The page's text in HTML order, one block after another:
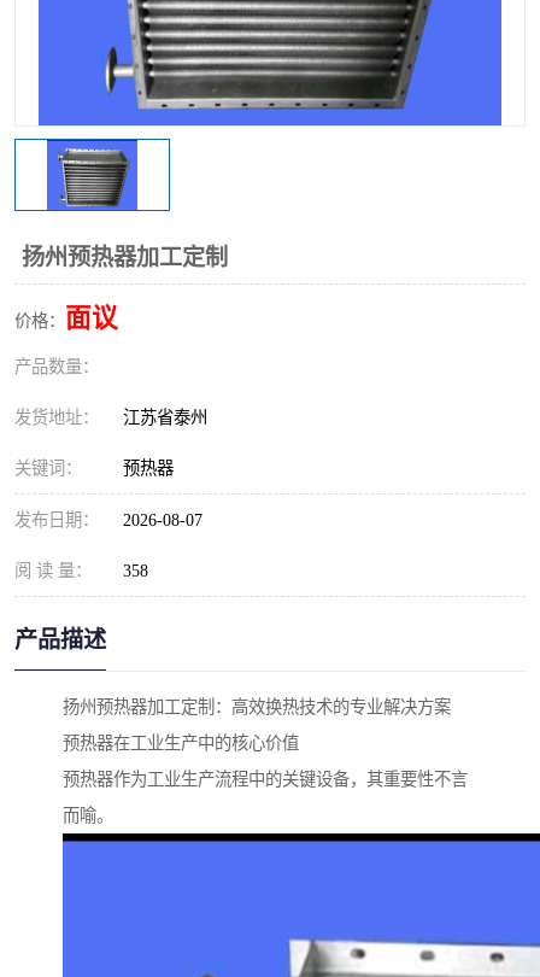
扬州预热器加工定制
价格： 面议
产品数量：
发货地址： 江苏省泰州
关键词： 预热器
发布日期： 2026-08-07
阅 读 量： 358
产品描述
扬州预热器加工定制：高效换热技术的专业解决方案
预热器在工业生产中的核心价值
预热器作为工业生产流程中的关键设备，其重要性不言
而喻。